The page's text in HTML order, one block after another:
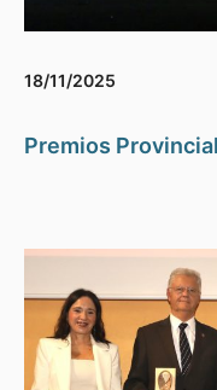
18/11/2025
Premios